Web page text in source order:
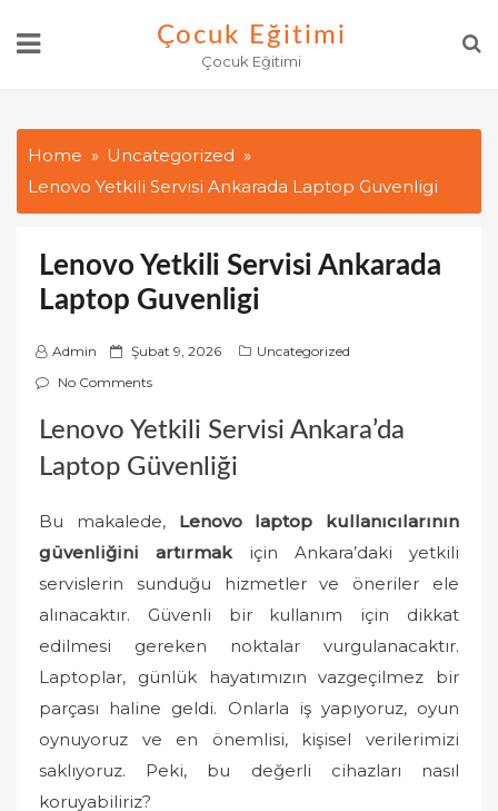
Çocuk Eğitimi
Çocuk Eğitimi
Home
Uncategorized
Lenovo Yetkili Servisi Ankarada Laptop Guvenligi
Lenovo Yetkili Servisi Ankarada
Laptop Guvenligi
Admin
P
o
t
Şubat 9, 2026
Uncategorized
No Comments
Lenovo Yetkili Servisi Ankara’da
Laptop Güvenliği
Bu makalede, Lenovo laptop kullanıcılarının
güvenliğini artırmakiçin Ankara’daki yetkili
servislerin sunduğu hizmetler ve öneriler ele
alınacaktır. Güvenli bir kullanım için dikkat
edilmesi gereken noktalar vurgulanacaktır.
Laptoplar, günlük hayatımızın vazgeçilmez bir
parçası haline geldi. Onlarla iş yapıyoruz, oyun
oynuyoruz ve en önemlisi, kişisel verilerimizi
saklıyoruz. Peki, bu değerli cihazları nasıl
koruyabiliriz?